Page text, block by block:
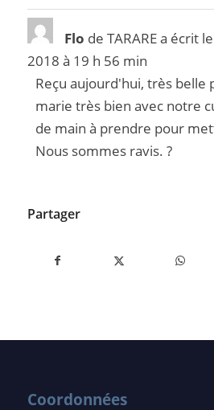
Flo de TARAREa écrit le
2018 à 19 h 56 min
Reçu aujourd'hui, très belle
marie très bien avec notre
de main à prendre pour
Nous sommes ravis. ?
Partager
Coordonnées